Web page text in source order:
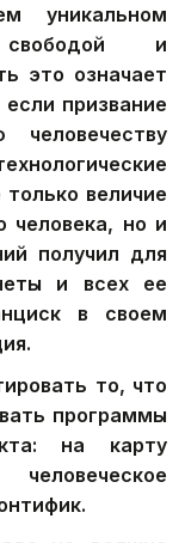
уникальном
и
это означает
призвание
величие
человека, но и
получил для
и всех ее
в своем
то, что
программы
на карту